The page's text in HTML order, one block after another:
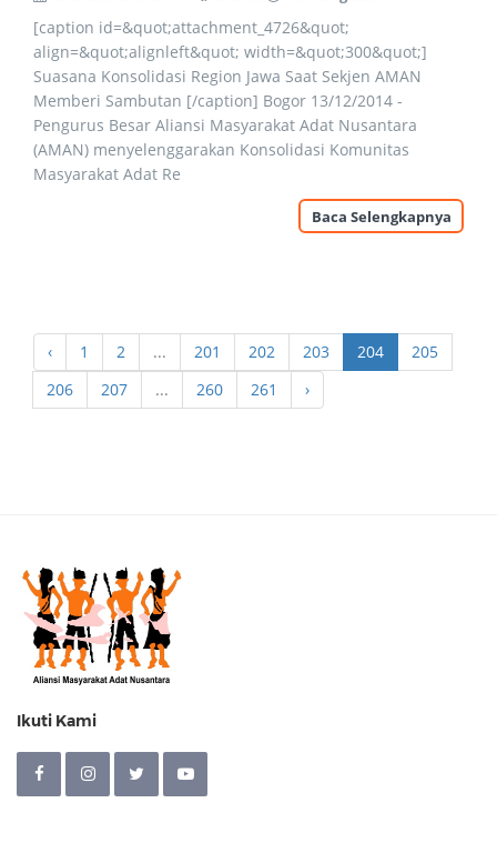
[caption id=&quot;attachment_4726&quot;
align=&quot;alignleft&quot; width=&quot;300&quot;]
Suasana Konsolidasi Region Jawa Saat Sekjen AMAN
Memberi Sambutan [/caption] Bogor 13/12/2014 -
Pengurus Besar Aliansi Masyarakat Adat Nusantara
(AMAN) menyelenggarakan Konsolidasi Komunitas
Masyarakat Adat Re
Baca Selengkapnya
‹ 1 2 ... 201 202 203 204
205
206
207 ... 260 261 ›
Ikuti Kami